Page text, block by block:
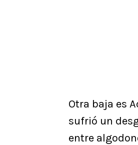
Otra baja es
sufrió un
entre